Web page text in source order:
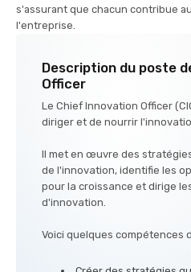
s'assurant que chacun contribue
l'entreprise.
Description du poste
Officer
Le Chief Innovation Officer
diriger et de nourrir
Il met en œuvre des
de l'innovation, identifie les
pour la croissance et dirige
d'innovation.
Voici quelques compétences